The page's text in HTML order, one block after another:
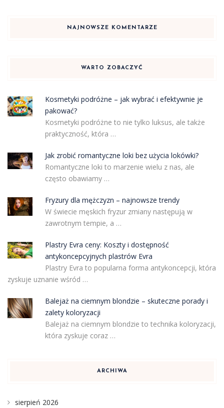
NAJNOWSZE KOMENTARZE
WARTO ZOBACZYĆ
Kosmetyki podróżne – jak wybrać i efektywnie je
pakować?
Kosmetyki podróżne to nie tylko luksus, ale także
praktyczność, która …
Jak zrobić romantyczne loki bez użycia lokówki?
Romantyczne loki to marzenie wielu z nas, ale
często obawiamy …
Fryzury dla mężczyzn – najnowsze trendy
W świecie męskich fryzur zmiany następują w
zawrotnym tempie, a …
Plastry Evra ceny: Koszty i dostępność
antykoncepcyjnych plastrów Evra
Plastry Evra to popularna forma antykoncepcji, która
zyskuje uznanie wśród …
Balejaż na ciemnym blondzie – skuteczne porady i
zalety koloryzacji
Balejaż na ciemnym blondzie to technika koloryzacji,
która zyskuje coraz …
ARCHIWA
sierpień 2026